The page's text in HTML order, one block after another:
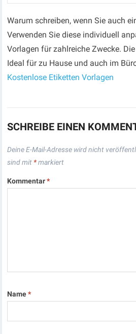
Warum schreiben, wenn Sie auch
Verwenden Sie diese individuell
Vorlagen für zahlreiche Zwecke.
Ideal für zu Hause und auch im
Kostenlose Etiketten Vorlagen
SCHREIBE EINEN
Deine E-Mail-Adresse wird nicht
sind mit *markiert
Kommentar*
Name*